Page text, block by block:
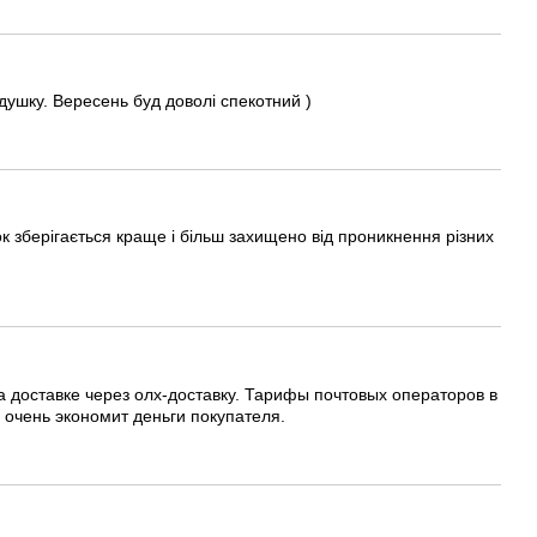
Вересень буд доволі спекотний )
зберігається краще і більш захищено від проникнення різних
через олх-доставку. Тарифы почтовых операторов в
экономит деньги покупателя.